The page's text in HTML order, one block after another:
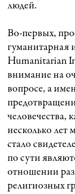
людей.
Во-первых,
гуманитарная
Humanitarian
внимание на
вопросе, а
человечества,
несколько лет
стало
по сути
отношении
религиозных